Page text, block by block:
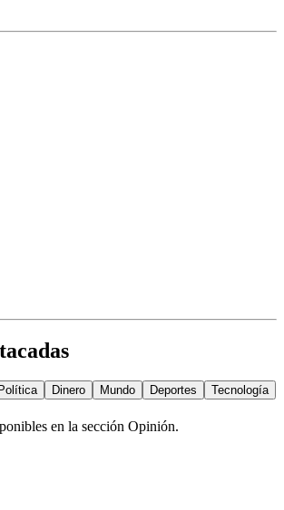
Política Dinero Mundo Deportes
Tecnología
en la sección Opinión.